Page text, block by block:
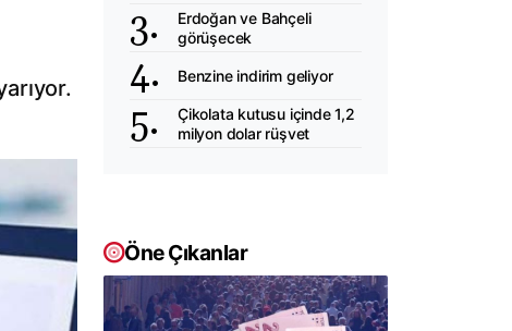
Erdoğan ve Bahçeli
görüşecek
Benzine indirim geliyor
Çikolata kutusu içinde 1,2
milyon dolar rüşvet
Öne Çıkanlar